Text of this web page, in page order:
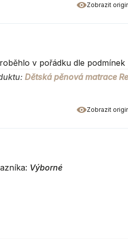
Zobrazit
Zobrazit
v pořádku dle
Dětská pěnová matrace
Výborné